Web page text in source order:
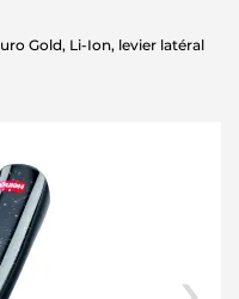
Gold, Li-Ion, levier latéral